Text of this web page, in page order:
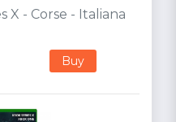
X - Corse - Italiana
Buy